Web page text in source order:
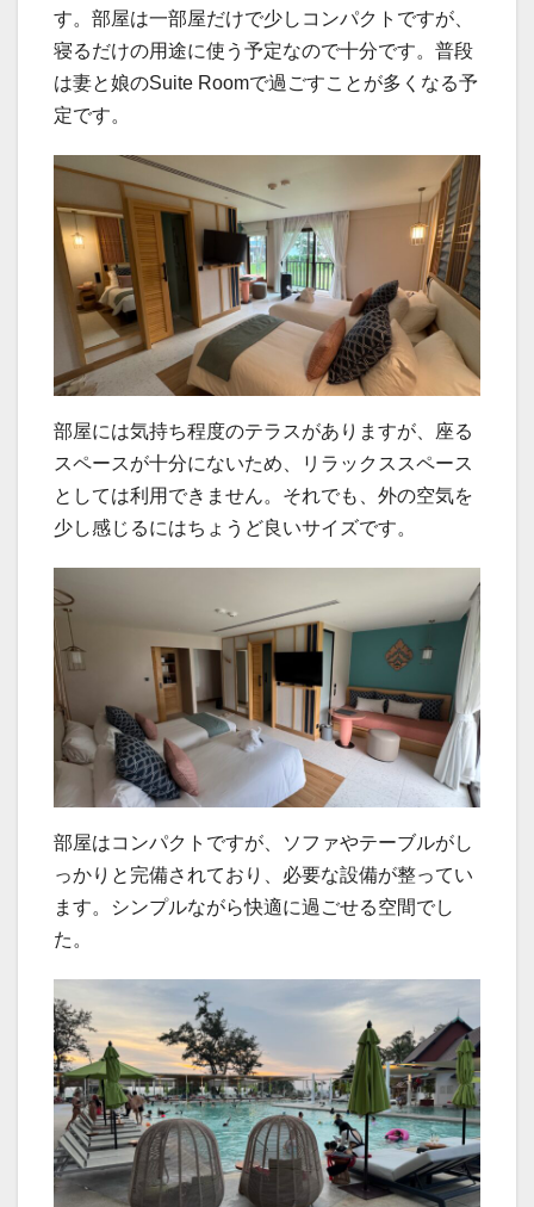
す。部屋は一部屋だけで少しコンパクトですが、
寝るだけの用途に使う予定なので十分です。普段
は妻と娘のSuite Roomで過ごすことが多くなる予
定です。
部屋には気持ち程度のテラスがありますが、座る
スペースが十分にないため、リラックススペース
としては利用できません。それでも、外の空気を
少し感じるにはちょうど良いサイズです。
部屋はコンパクトですが、ソファやテーブルがし
っかりと完備されており、必要な設備が整ってい
ます。シンプルながら快適に過ごせる空間でし
た。